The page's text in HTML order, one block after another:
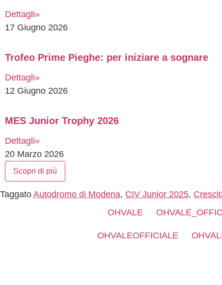
Dettagli»
17 Giugno 2026
Trofeo Prime Pieghe: per iniziare a sognare
Dettagli»
12 Giugno 2026
MES Junior Trophy 2026
Dettagli»
20 Marzo 2026
Scopri di più
Taggato Autodromo di Modena, CIV Junior 2025,
OHVALE
OHVALEOFFICIALE